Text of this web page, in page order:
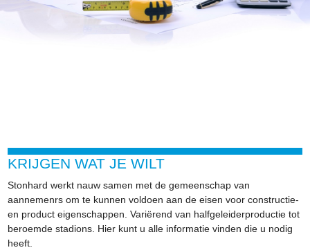
KRIJGEN WAT JE WILT
Stonhard werkt nauw samen met de gemeenschap van
aannemenrs om te kunnen voldoen aan de eisen voor constructie-
en product eigenschappen. Variërend van halfgeleiderproductie tot
beroemde stadions. Hier kunt u alle informatie vinden die u nodig
heeft.